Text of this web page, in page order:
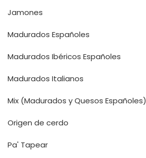
Jamones
Madurados Españoles
Madurados Ibéricos Españoles
Madurados Italianos
Mix (Madurados y Quesos Españoles)
Origen de cerdo
Pa' Tapear